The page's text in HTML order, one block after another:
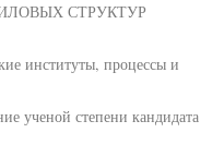
СТРУКТУР
институты, процессы и
ученой степени кандидата